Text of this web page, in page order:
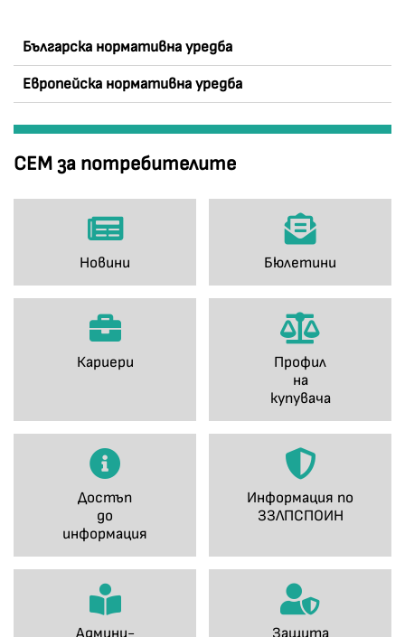
Българска нормативна уредба
Европейска нормативна уредба
СЕМ за потребителите
Новини Бюлетини
Кариери
Профил
на
купувача
Достъп
до
информация
Информация по
ЗЗЛПСПОИН
Админи-
Защита